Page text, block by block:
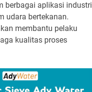
berbagai aplikasi industri
udara bertekanan.
membantu pelaku
kualitas proses